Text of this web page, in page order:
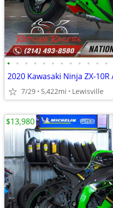
• • • • • • • • • • • •
7/29 5,422mi Lewisville
$13,980